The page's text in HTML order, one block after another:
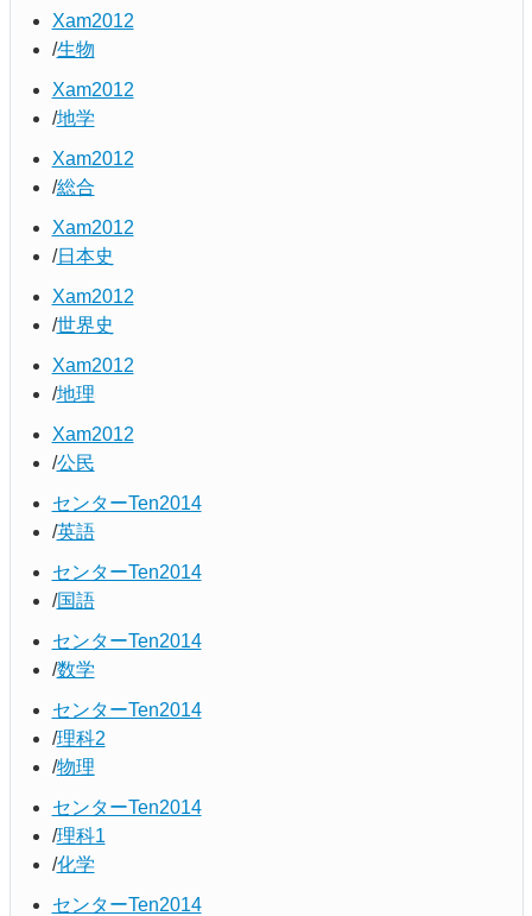
Xam2012
生物
Xam2012
地学
Xam2012
総合
Xam2012
日本史
Xam2012
世界史
Xam2012
地理
Xam2012
公民
センターTen2014
英語
センターTen2014
国語
センターTen2014
数学
センターTen2014
理科2
物理
センターTen2014
理科1
化学
センターTen2014